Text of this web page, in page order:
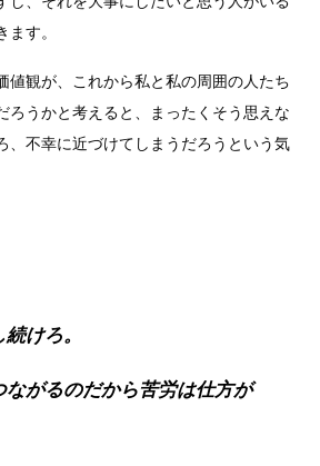
す。
値観が、これから私と私の周囲の人たち
ろうかと考えると、まったくそう思えな
、不幸に近づけてしまうだろうという気
けろ。
がるのだから苦労は仕方が